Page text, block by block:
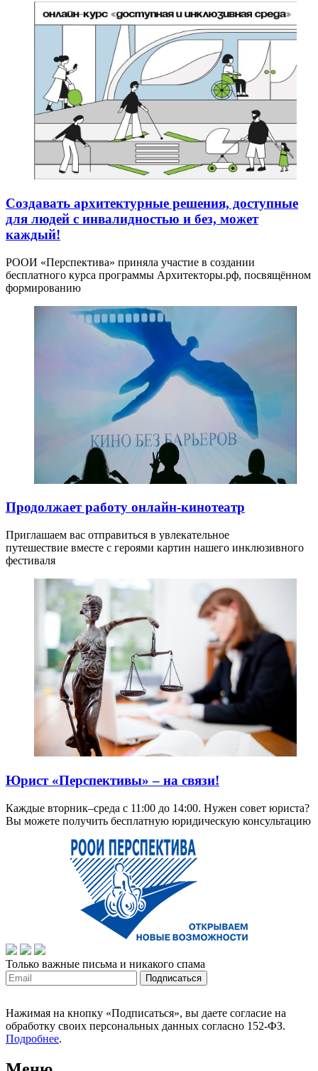
Создавать архитектурные решения, доступные
для людей с инвалидностью и без, может
каждый!
РООИ «Перспектива» приняла участие в создании
бесплатного курса программы Архитекторы.рф, посвящённом
формированию
Продолжает работу онлайн-кинотеатр
Приглашаем вас отправиться в увлекательное
путешествие вместе с героями картин нашего инклюзивного
фестиваля
Юрист «Перспективы» – на связи!
Каждые вторник–среда с 11:00 до 14:00. Нужен совет юриста?
Вы можете получить бесплатную юридическую консультацию
Только важные письма и никакого спама
Нажимая на кнопку «Подписаться», вы даете согласие на
обработку своих персональных данных согласно 152-ФЗ.
Подробнее.